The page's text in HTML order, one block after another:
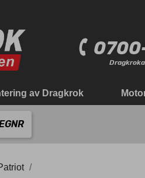
av Dragkrok